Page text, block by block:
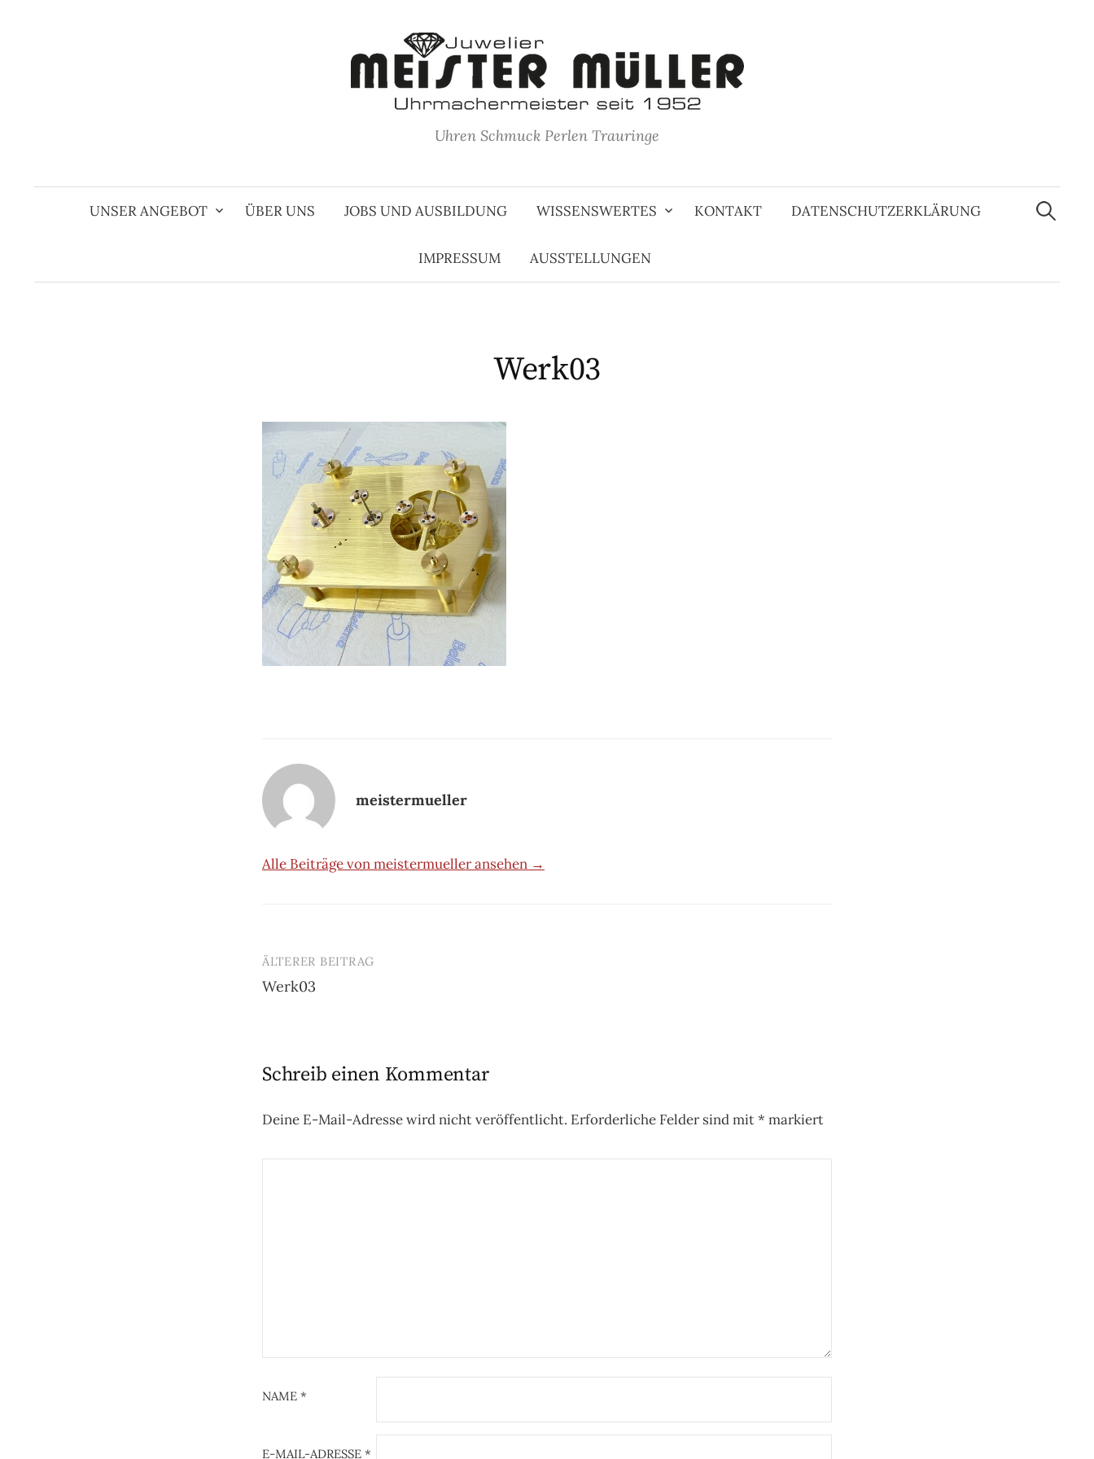
Uhren Schmuck Perlen Trauringe
UNSER ANGEBOT ÜBER UNS JOBS UND AUSBILDUNG WISSENSWERTES KONTAKT DATENSCHUTZERKLÄRUNG
IMPRESSUM AUSSTELLUNGEN
Suchen
nach:
Werk03
meistermueller
Alle Beiträge von meistermueller ansehen →
Beitrags-
Navigation
ÄLTERER BEITRAG
Werk03
Schreib einen Kommentar
Deine E-Mail-Adresse wird nicht veröffentlicht. Erforderliche Felder sind mit* markiert
NAME *
E-MAIL-ADRESSE *